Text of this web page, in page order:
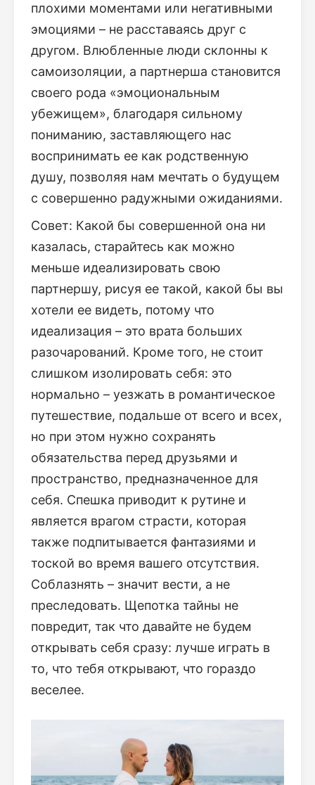
плохими моментами или негативными
эмоциями – не расставаясь друг с
другом. Влюбленные люди склонны к
самоизоляции, а партнерша становится
своего рода «эмоциональным
убежищем», благодаря сильному
пониманию, заставляющего нас
воспринимать ее как родственную
душу, позволяя нам мечтать о будущем
с совершенно радужными ожиданиями.
Совет: Какой бы совершенной она ни
казалась, старайтесь как можно
меньше идеализировать свою
партнершу, рисуя ее такой, какой бы вы
хотели ее видеть, потому что
идеализация – это врата больших
разочарований. Кроме того, не стоит
слишком изолировать себя: это
нормально – уезжать в романтическое
путешествие, подальше от всего и всех,
но при этом нужно сохранять
обязательства перед друзьями и
пространство, предназначенное для
себя. Спешка приводит к рутине и
является врагом страсти, которая
также подпитывается фантазиями и
тоской во время вашего отсутствия.
Соблазнять – значит вести, а не
преследовать. Щепотка тайны не
повредит, так что давайте не будем
открывать себя сразу: лучше играть в
то, что тебя открывают, что гораздо
веселее.